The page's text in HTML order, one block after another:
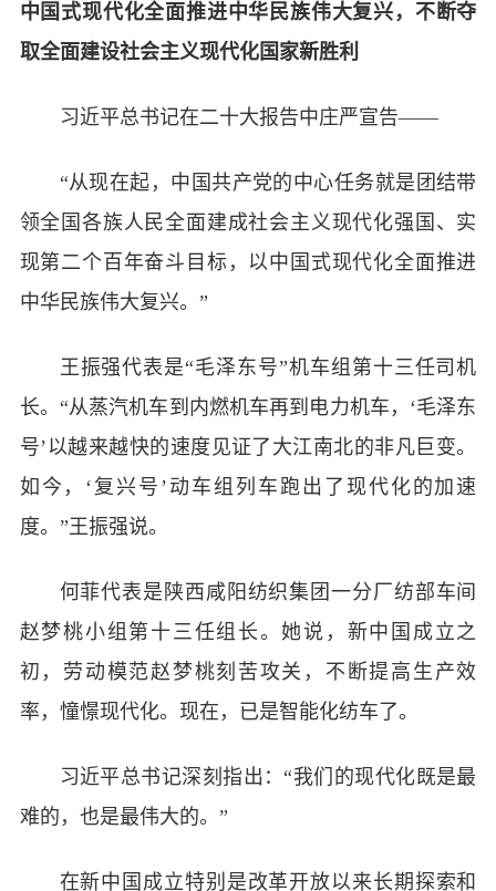
中国式现代化全面推进中华民族伟大复兴，不断夺
取全面建设社会主义现代化国家新胜利
习近平总书记在二十大报告中庄严宣告——
“从现在起，中国共产党的中心任务就是团结带
领全国各族人民全面建成社会主义现代化强国、实
现第二个百年奋斗目标，以中国式现代化全面推进
中华民族伟大复兴。”
王振强代表是“毛泽东号”机车组第十三任司机
长。“从蒸汽机车到内燃机车再到电力机车，‘毛泽东
号’以越来越快的速度见证了大江南北的非凡巨变。
如今，‘复兴号’动车组列车跑出了现代化的加速
度。”王振强说。
何菲代表是陕西咸阳纺织集团一分厂纺部车间
赵梦桃小组第十三任组长。她说，新中国成立之
初，劳动模范赵梦桃刻苦攻关，不断提高生产效
率，憧憬现代化。现在，已是智能化纺车了。
习近平总书记深刻指出：“我们的现代化既是最
难的，也是最伟大的。”
在新中国成立特别是改革开放以来长期探索和